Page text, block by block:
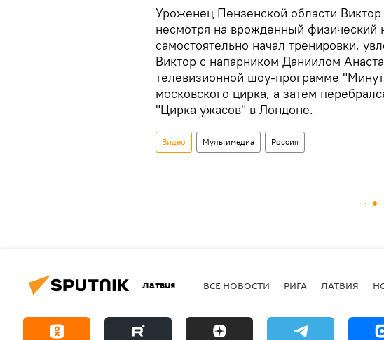
Уроженец Пензенской области
несмотря на врожденный физический
самостоятельно начал тренировки,
Виктор с напарником Даниилом
телевизионной шоу-программе
московского цирка, а затем
"Цирка ужасов" в Лондоне.
Видео Мультимедиа Россия
Латвия ВСЕ НОВОСТИ РИГА ЛАТВИЯ